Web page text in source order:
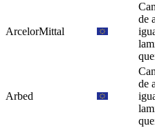
ArcelorMittal
de
Arbed
de